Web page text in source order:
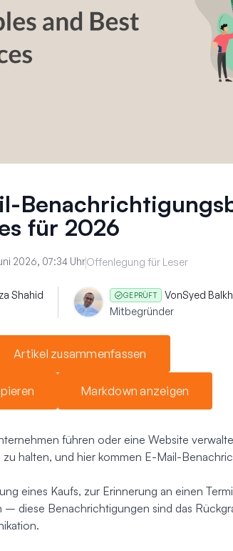
für 2026
2026, 07:34 UhrOffenlegung für Leser
Shahid
GEPRÜFT VonSyed
Mitbegründer
Artikel zusammenfassen
Markdown anzeigen
führen oder eine Website
halten, und hier kommen E-Mail-
eines Kaufs, zur Erinnerung an einen
– diese Benachrichtigungen sind das